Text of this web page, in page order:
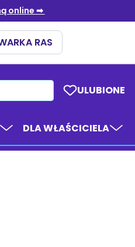
ULUBIONE
DLA WŁAŚCICIELA